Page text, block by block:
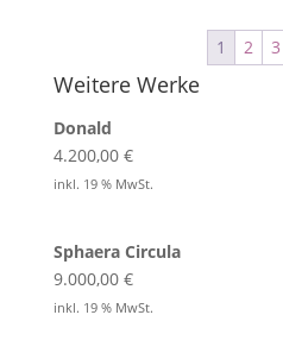
1 2 3
Weitere Werke
Donald
4.200,00 €
inkl. 19 % MwSt.
Sphaera Circula
9.000,00 €
inkl. 19 % MwSt.